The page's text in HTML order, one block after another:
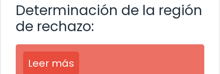
Determinación de la región
de rechazo:
Leer más